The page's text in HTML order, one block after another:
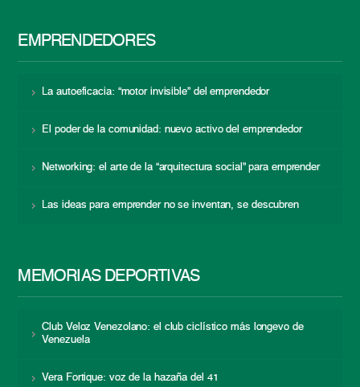
EMPRENDEDORES
La autoeficacia: “motor invisible” del emprendedor
El poder de la comunidad: nuevo activo del emprendedor
Networking: el arte de la “arquitectura social” para emprender
Las ideas para emprender no se inventan, se descubren
MEMORIAS DEPORTIVAS
Club Veloz Venezolano: el club ciclístico más longevo de
Venezuela
Vera Fortique: voz de la hazaña del 41